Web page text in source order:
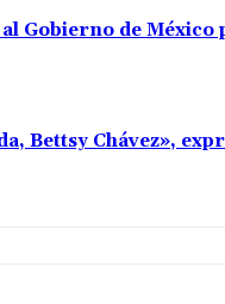
Gobierno de
Bettsy Chávez»,